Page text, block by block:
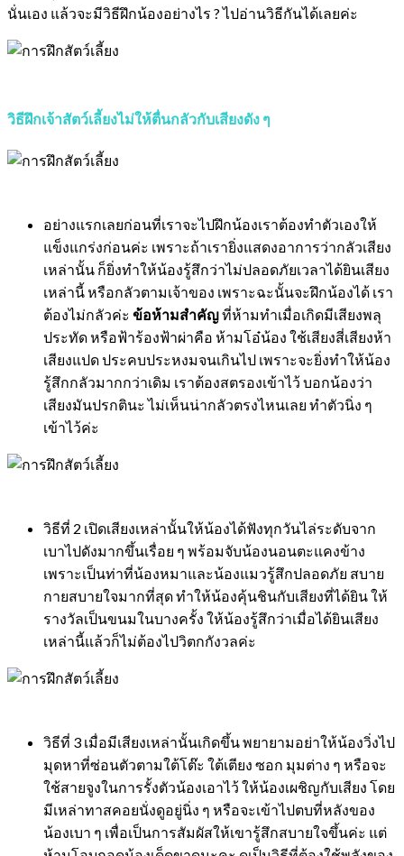
นั่นเอง แล้วจะมีวิธีฝึกน้องอย่างไร ? ไปอ่านวิธีกันได้เลยค่ะ
วิธีฝึกเจ้าสัตว์เลี้ยงไม่ให้ตื่นกลัวกับเสียงดัง ๆ
อย่างแรกเลยก่อนที่เราจะไปฝึกน้องเราต้องทำตัวเองให้
แข็งแกร่งก่อนค่ะ เพราะถ้าเรายิ่งแสดงอาการว่ากลัวเสียง
เหล่านั้น ก็ยิ่งทำให้น้องรู้สึกว่าไม่ปลอดภัยเวลาได้ยินเสียง
เหล่านี้ หรือกลัวตามเจ้าของ เพราะฉะนั้นจะฝึกน้องได้ เรา
ต้องไม่กลัวค่ะ ข้อห้ามสำคัญที่ห้ามทำเมื่อเกิดมีเสียงพลุ
ประทัด หรือฟ้าร้องฟ้าผ่าคือ ห้ามโอ๋น้อง ใช้เสียงสี่เสียงห้า
เสียงแปด ประคบประหงมจนเกินไป เพราะจะยิ่งทำให้น้อง
รู้สึกกลัวมากกว่าเดิม เราต้องสตรองเข้าไว้ บอกน้องว่า
เสียงมันปรกตินะ ไม่เห็นน่ากลัวตรงไหนเลย ทำตัวนิ่ง ๆ
เข้าไว้ค่ะ
วิธีที่ 2 เปิดเสียงเหล่านั้นให้น้องได้ฟังทุกวันไล่ระดับจาก
เบาไปดังมากขึ้นเรื่อย ๆ พร้อมจับน้องนอนตะแคงข้าง
เพราะเป็นท่าที่น้องหมาและน้องแมวรู้สึกปลอดภัย สบาย
กายสบายใจมากที่สุด ทำให้น้องคุ้นชินกับเสียงที่ได้ยิน ให้
รางวัลเป็นขนมในบางครั้ง ให้น้องรู้สึกว่าเมื่อได้ยินเสียง
เหล่านี้แล้วก็ไม่ต้องไปวิตกกังวลค่ะ
วิธีที่ 3 เมื่อมีเสียงเหล่านั้นเกิดขึ้น พยายามอย่าให้น้องวิ่งไป
มุดหาที่ซ่อนตัวตามใต้โต๊ะ ใต้เตียง ซอก มุมต่าง ๆ หรือจะ
ใช้สายจูงในการรั้งตัวน้องเอาไว้ ให้น้องเผชิญกับเสียง โดย
มีเหล่าทาสคอยนั่งดูอยู่นิ่ง ๆ หรือจะเข้าไปตบที่หลังของ
น้องเบา ๆ เพื่อเป็นการสัมผัสให้เขารู้สึกสบายใจขึ้นค่ะ แต่